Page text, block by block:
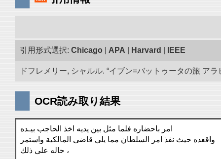
引用形式選択: Chicago APA Harvard IEEE
ドフレメリー, シャルル. “イブン=バットゥータの旅 ア
OCR読み取り結果
امر باحضاره فلما مثل بين يديه اخذ الحاجب بيـده
واقعده حيث نفذ امر السلطان مما يلى قاضى المالكية واستمر
حاله على ذلك ،